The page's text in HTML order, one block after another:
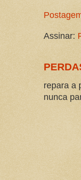
Assinar:
repara a
nunca